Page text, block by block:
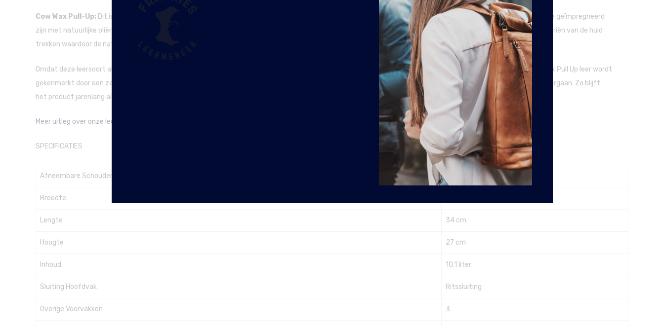
Cow Wax Pull-Up: Dit is de meest gebruikte leersoort van The Chesterfield Brand. Na het persen wordt het leer handmatig gekleurd met aniline kleurstoffen, welke geïmpregneerd
zijn met natuurlijke oliën en wassen in plaats van verf en pigmenten. Deze zachte afwerking zorgt ervoor dat de stoffen niet op de huid blijven liggen, maar in de poriën van de huid
trekken waardoor de natuurlijke vintagelook ontstaat.
Omdat deze leersoort alleen met was wordt bewerkt en niet met kleur wordt gespoten, is het een erg duurzaam product en behoudt het zijn kwaliteit en kleur. Wax Pull Up leer wordt
gekenmerkt door een zachte en soepelere structuur. Eventuele gebruikssporen kun je makkelijk wegwrijven door de speciale wax behandeling die de tas heeft ondergaan. Zo blijft
het product jarenlang als nieuw.
Meer uitleg over onze leersoorten vindt je hier.
SPECIFICATIES
Afneembare Schouderband
Breedte
Lengte 34 cm
Hoogte 27 cm
Inhoud 10,1 liter
Sluiting Hoofdvak Ritssluiting
Overige Voorvakken 3